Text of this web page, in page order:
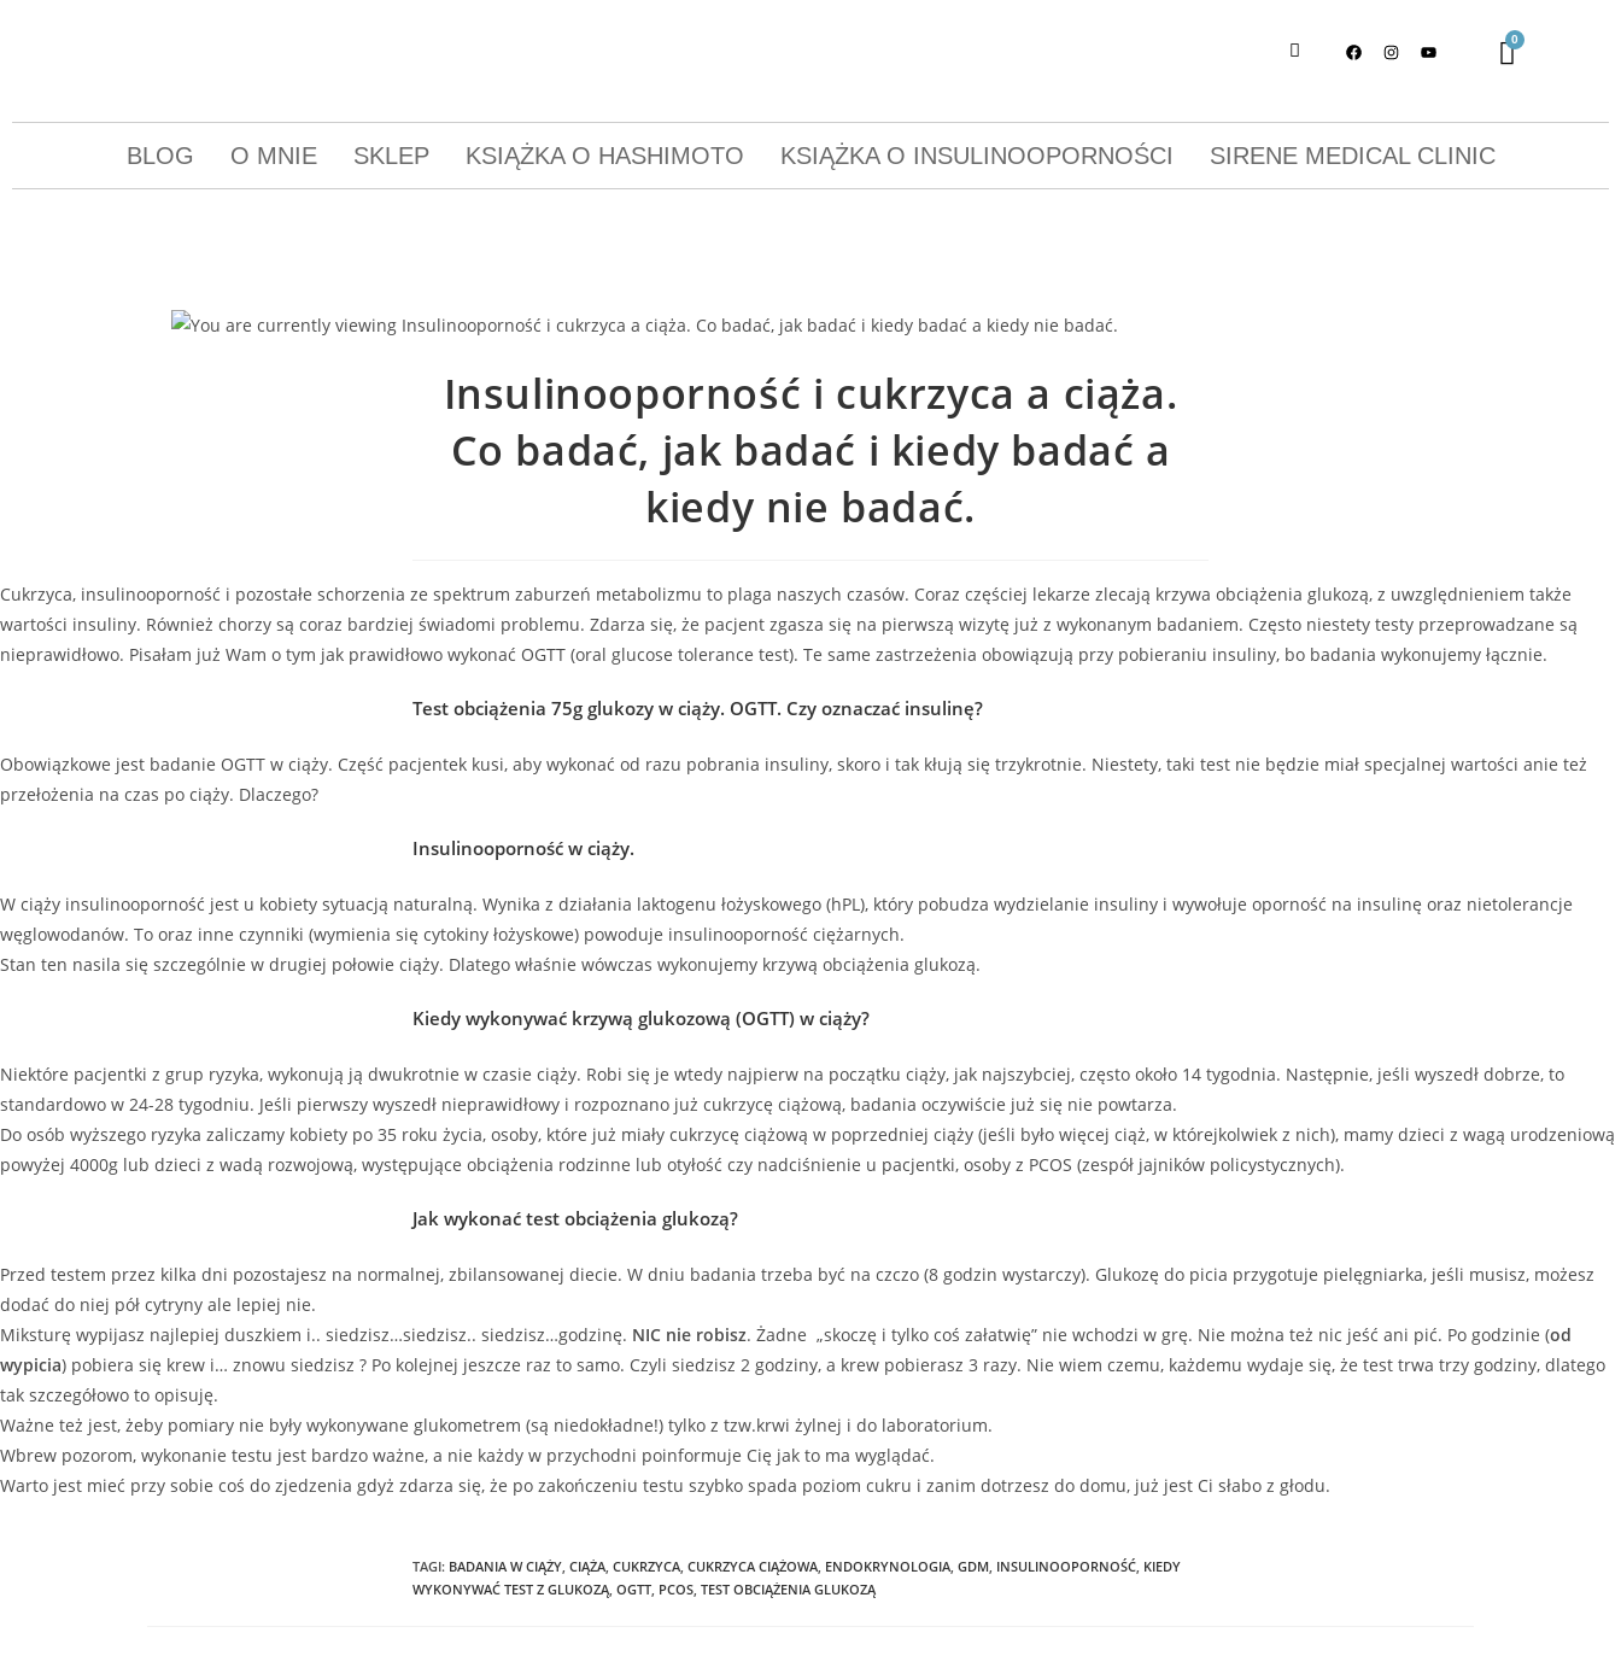
BLOG O MNIE SKLEP KSIĄŻKA O HASHIMOTO KSIĄŻKA O INSULINOOPORNOŚCI SIRENE MEDICAL CLINIC
Insulinooporność i cukrzyca a ciąża.
Co badać, jak badać i kiedy badać a
kiedy nie badać.
Cukrzyca, insulinooporność i pozostałe schorzenia ze spektrum zaburzeń metabolizmu to plaga naszych czasów. Coraz częściej lekarze zlecają krzywa obciążenia glukozą, z uwzględnieniem także
wartości insuliny. Również chorzy są coraz bardziej świadomi problemu. Zdarza się, że pacjent zgasza się na pierwszą wizytę już z wykonanym badaniem. Często niestety testy przeprowadzane są
nieprawidłowo. Pisałam już Wam o tym jak prawidłowo wykonać OGTT (oral glucose tolerance test). Te same zastrzeżenia obowiązują przy pobieraniu insuliny, bo badania wykonujemy łącznie.
Test obciążenia 75g glukozy w ciąży. OGTT. Czy oznaczać insulinę?
Obowiązkowe jest badanie OGTT w ciąży. Część pacjentek kusi, aby wykonać od razu pobrania insuliny, skoro i tak kłują się trzykrotnie. Niestety, taki test nie będzie miał specjalnej wartości anie też
przełożenia na czas po ciąży. Dlaczego?
Insulinooporność w ciąży.
W ciąży insulinooporność jest u kobiety sytuacją naturalną. Wynika z działania laktogenu łożyskowego (hPL), który pobudza wydzielanie insuliny i wywołuje oporność na insulinę oraz nietolerancje
węglowodanów. To oraz inne czynniki (wymienia się cytokiny łożyskowe) powoduje insulinooporność ciężarnych.
Stan ten nasila się szczególnie w drugiej połowie ciąży. Dlatego właśnie wówczas wykonujemy krzywą obciążenia glukozą.
Kiedy wykonywać krzywą glukozową (OGTT) w ciąży?
Niektóre pacjentki z grup ryzyka, wykonują ją dwukrotnie w czasie ciąży. Robi się je wtedy najpierw na początku ciąży, jak najszybciej, często około 14 tygodnia. Następnie, jeśli wyszedł dobrze, to
standardowo w 24-28 tygodniu. Jeśli pierwszy wyszedł nieprawidłowy i rozpoznano już cukrzycę ciążową, badania oczywiście już się nie powtarza.
Do osób wyższego ryzyka zaliczamy kobiety po 35 roku życia, osoby, które już miały cukrzycę ciążową w poprzedniej ciąży (jeśli było więcej ciąż, w którejkolwiek z nich), mamy dzieci z wagą urodzeniową
powyżej 4000g lub dzieci z wadą rozwojową, występujące obciążenia rodzinne lub otyłość czy nadciśnienie u pacjentki, osoby z PCOS (zespół jajników policystycznych).
Jak wykonać test obciążenia glukozą?
Przed testem przez kilka dni pozostajesz na normalnej, zbilansowanej diecie. W dniu badania trzeba być na czczo (8 godzin wystarczy). Glukozę do picia przygotuje pielęgniarka, jeśli musisz, możesz
dodać do niej pół cytryny ale lepiej nie.
Miksturę wypijasz najlepiej duszkiem i.. siedzisz…siedzisz.. siedzisz…godzinę. NIC nie robisz. Żadne „skoczę i tylko coś załatwię” nie wchodzi w grę. Nie można też nic jeść ani pić. Po godzinie (od
wypicia) pobiera się krew i… znowu siedzisz ? Po kolejnej jeszcze raz to samo. Czyli siedzisz 2 godziny, a krew pobierasz 3 razy. Nie wiem czemu, każdemu wydaje się, że test trwa trzy godziny, dlatego
tak szczegółowo to opisuję.
Ważne też jest, żeby pomiary nie były wykonywane glukometrem (są niedokładne!) tylko z tzw.krwi żylnej i do laboratorium.
Wbrew pozorom, wykonanie testu jest bardzo ważne, a nie każdy w przychodni poinformuje Cię jak to ma wyglądać.
Warto jest mieć przy sobie coś do zjedzenia gdyż zdarza się, że po zakończeniu testu szybko spada poziom cukru i zanim dotrzesz do domu, już jest Ci słabo z głodu.
TAGI: BADANIA W CIĄŻY CIĄŻA CUKRZYCA CUKRZYCA CIĄŻOWA ENDOKRYNOLOGIA GDM INSULINOOPORNOŚĆ KIEDY
WYKONYWAĆ TEST Z GLUKOZĄ OGTT PCOS TEST OBCIĄŻENIA GLUKOZĄ